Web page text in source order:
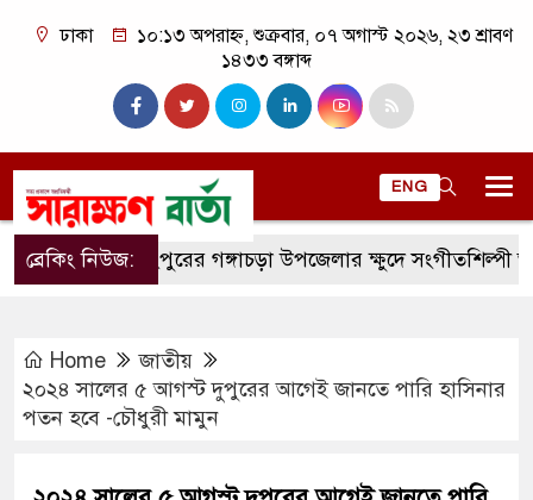
ঢাকা
১০:১৩ অপরাহ্ন, শুক্রবার, ০৭ অগাস্ট ২০২৬, ২৩ শ্রাবণ
১৪৩৩ বঙ্গাব্দ
ENG
ব্রেকিং নিউজ:
রংপুরের গঙ্গাচড়া উপজেলার ক্ষুদে সংগীতশিল্পী অনুশ্রী
Home
জাতীয়
২০২৪ সালের ৫ আগস্ট দুপুরের আগেই জানতে পারি হাসিনার
পতন হবে -চৌধুরী মামুন